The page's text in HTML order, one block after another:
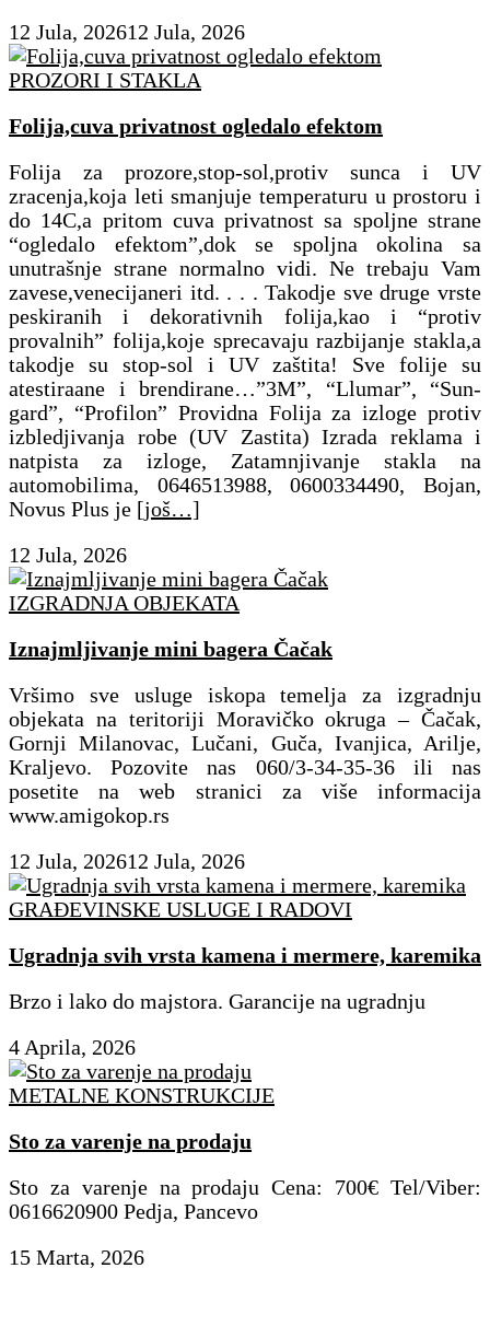
12 Jula, 202612 Jula, 2026
PROZORI I STAKLA
Folija,cuva privatnost ogledalo efektom
Folija za prozore,stop-sol,protiv sunca i UV
zracenja,koja leti smanjuje temperaturu u prostoru i
do 14C,a pritom cuva privatnost sa spoljne strane
“ogledalo efektom”,dok se spoljna okolina sa
unutrašnje strane normalno vidi. Ne trebaju Vam
zavese,venecijaneri itd. . . . Takodje sve druge vrste
peskiranih i dekorativnih folija,kao i “protiv
provalnih” folija,koje sprecavaju razbijanje stakla,a
takodje su stop-sol i UV zaštita! Sve folije su
atestiraane i brendirane…”3M”, “Llumar”, “Sun-
gard”, “Profilon” Providna Folija za izloge protiv
izbledjivanja robe (UV Zastita) Izrada reklama i
natpista za izloge, Zatamnjivanje stakla na
automobilima, 0646513988, 0600334490, Bojan,
Novus Plus je [još…]
12 Jula, 2026
IZGRADNJA OBJEKATA
Iznajmljivanje mini bagera Čačak
Vršimo sve usluge iskopa temelja za izgradnju
objekata na teritoriji Moravičko okruga – Čačak,
Gornji Milanovac, Lučani, Guča, Ivanjica, Arilje,
Kraljevo. Pozovite nas 060/3-34-35-36 ili nas
posetite na web stranici za više informacija
www.amigokop.rs
12 Jula, 202612 Jula, 2026
GRAĐEVINSKE USLUGE I RADOVI
Ugradnja svih vrsta kamena i mermere, karemika
Brzo i lako do majstora. Garancije na ugradnju
4 Aprila, 2026
METALNE KONSTRUKCIJE
Sto za varenje na prodaju
Sto za varenje na prodaju Cena: 700€ Tel/Viber:
0616620900 Pedja, Pancevo
15 Marta, 2026